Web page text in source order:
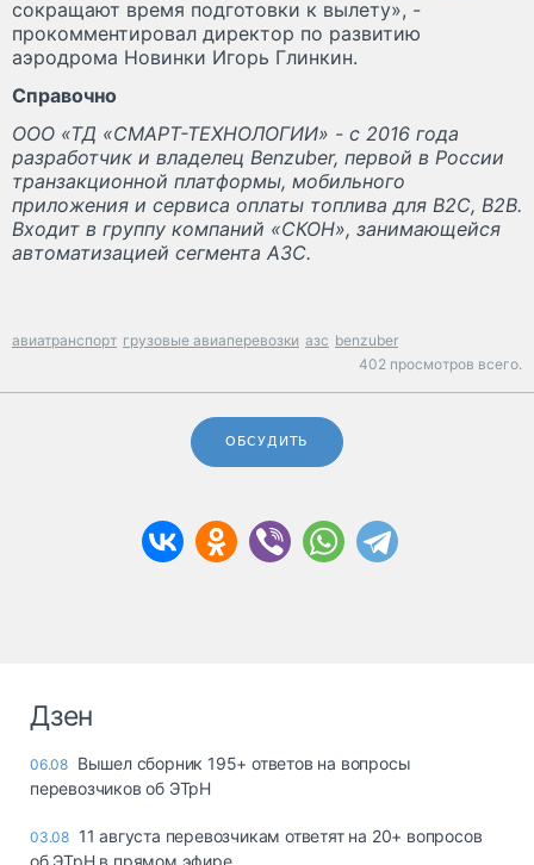
сокращают время подготовки к вылету», -
прокомментировал директор по развитию
аэродрома Новинки Игорь Глинкин.
Справочно
ООО «ТД «СМАРТ-ТЕХНОЛОГИИ» - с 2016 года
разработчик и владелец Benzuber, первой в России
транзакционной платформы, мобильного
приложения и сервиса оплаты топлива для B2C, B2B.
Входит в группу компаний «СКОН», занимающейся
автоматизацией сегмента АЗС.
авиатранспорт грузовые авиаперевозки азс benzuber
402 просмотров всего.
ОБСУДИТЬ
Дзен
06.08 Вышел сборник 195+ ответов на вопросы
перевозчиков об ЭТрН
03.08 11 августа перевозчикам ответят на 20+ вопросов
об ЭТрН в прямом эфире